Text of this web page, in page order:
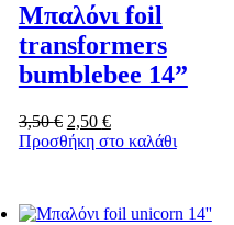
Μπαλόνι foil
transformers
bumblebee 14”
3,50€ Original
price
2,50 €Η
τρέχουσα
Προσθήκη στο καλάθι